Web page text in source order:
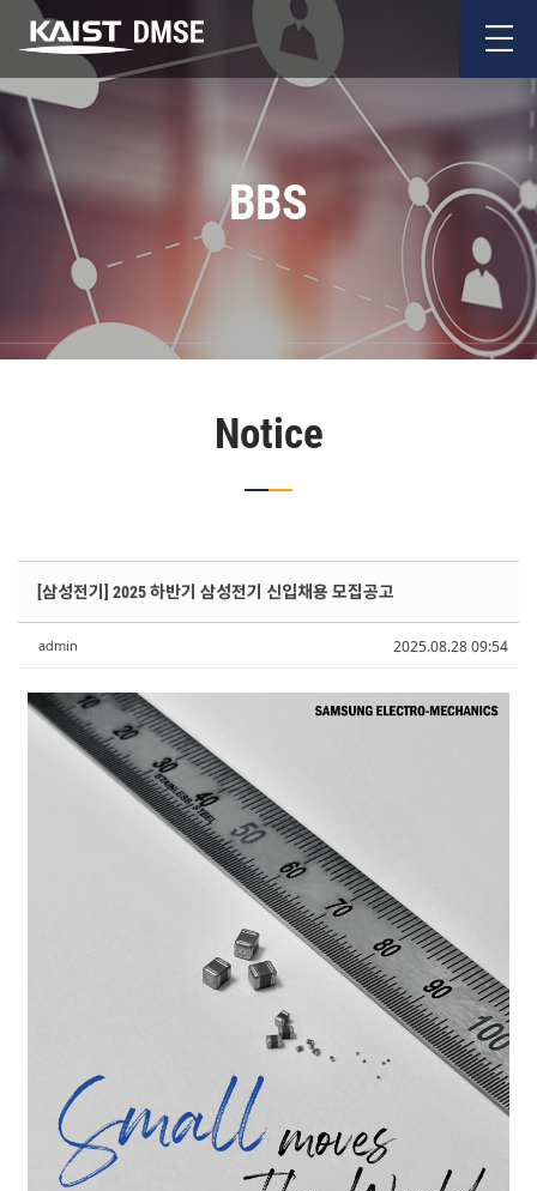
BBS
Notice
2025.08.28 09:54
[삼성전기] 2025 하반기 삼성전기 신입채용 모집공고
admin
Sketchbook5, 스케치북5
Sketchbook5, 스케치북5
Sketchbook5, 스케치북5
Sketchbook5, 스케치북5